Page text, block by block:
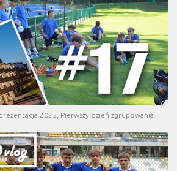
2025, Pierwszy dzień zgrupowania